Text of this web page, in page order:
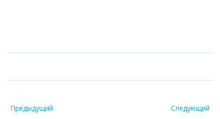
Предыдущий Следующий